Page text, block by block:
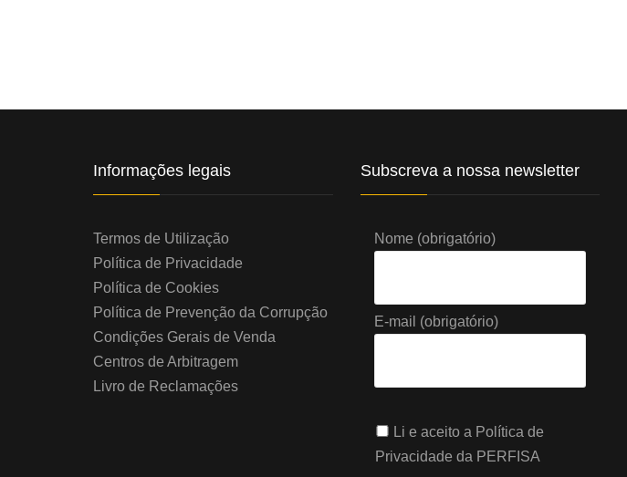
Informações legais
Termos de Utilização
Política de Privacidade
Política de Cookies
Política de Prevenção da Corrupção
Condições Gerais de Venda
Centros de Arbitragem
Livro de Reclamações
Subscreva a nossa newsletter
Nome (obrigatório)
E-mail (obrigatório)
Li e aceito a Política de
Privacidade da PERFISA